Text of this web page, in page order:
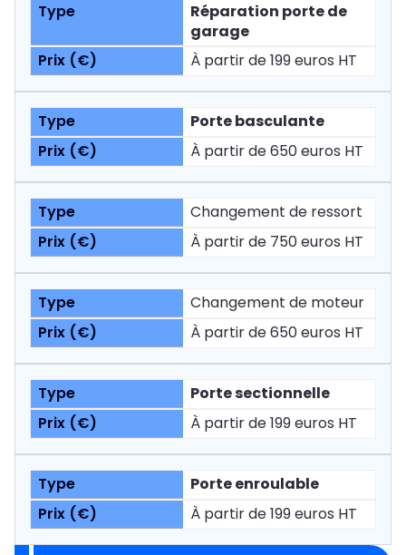
Réparation porte de
garage
À partir de 199 euros HT
Porte basculante
À partir de 650 euros HT
Changement de ressort
À partir de 750 euros HT
Changement de moteur
À partir de 650 euros HT
Porte sectionnelle
À partir de 199 euros HT
Porte enroulable
À partir de 199 euros HT